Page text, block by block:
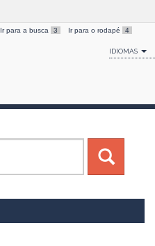
Ir para a busca 3 Ir para o rodapé 4
IDIOMAS